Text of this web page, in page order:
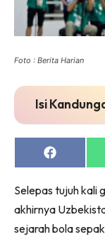
Foto : Berita Harian
Isi
Share
on
Selepas tujuh kali
akhirnya
sejarah bola